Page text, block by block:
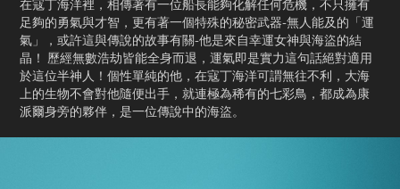
在寇丁海洋裡，相傳著有一位船長能夠化解任何危機，不只擁有
足夠的勇氣與才智，更有著一個特殊的秘密武器-無人能及的「運
氣」，或許這與傳說的故事有關-他是來自幸運女神與海盜的結
晶！ 歷經無數浩劫皆能全身而退，運氣即是實力這句話絕對適用
於這位半神人！個性單純的他，在寇丁海洋可謂無往不利，大海
上的生物不會對他隨便出手，就連極為稀有的七彩鳥，都成為康
派爾身旁的夥伴，是一位傳說中的海盜。